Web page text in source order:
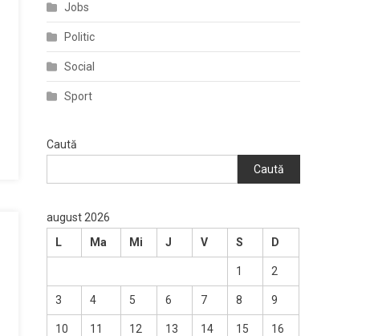
Jobs
Politic
Social
Sport
Caută
Caută
august 2026
L
Ma Mi J V S D
1 2
3 4 5 6 7 8 9
10 11 12 13 14 15 16